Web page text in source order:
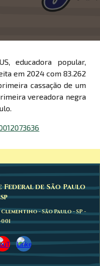
educadora popular,
em 2024 com 83.262
cassação de um
vereadora negra
Federal de São Paulo
- São Paulo - SP -
001